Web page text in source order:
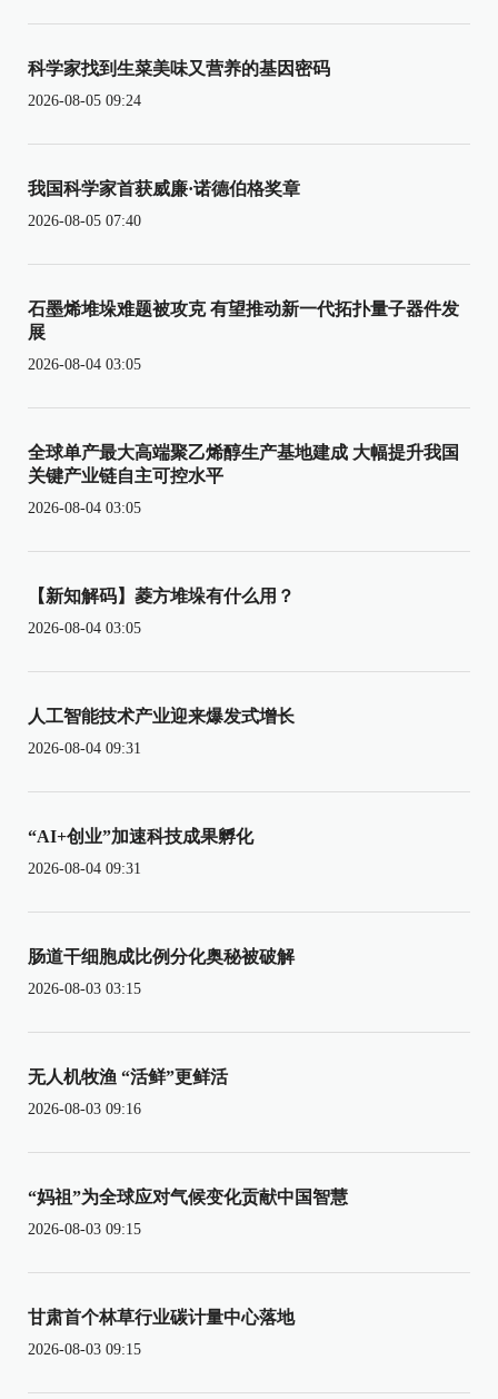
科学家找到生菜美味又营养的基因密码
2026-08-05 09:24
我国科学家首获威廉·诺德伯格奖章
2026-08-05 07:40
石墨烯堆垛难题被攻克 有望推动新一代拓扑量子器件发
展
2026-08-04 03:05
全球单产最大高端聚乙烯醇生产基地建成 大幅提升我国
关键产业链自主可控水平
2026-08-04 03:05
【新知解码】菱方堆垛有什么用？
2026-08-04 03:05
人工智能技术产业迎来爆发式增长
2026-08-04 09:31
“AI+创业”加速科技成果孵化
2026-08-04 09:31
肠道干细胞成比例分化奥秘被破解
2026-08-03 03:15
无人机牧渔 “活鲜”更鲜活
2026-08-03 09:16
“妈祖”为全球应对气候变化贡献中国智慧
2026-08-03 09:15
甘肃首个林草行业碳计量中心落地
2026-08-03 09:15